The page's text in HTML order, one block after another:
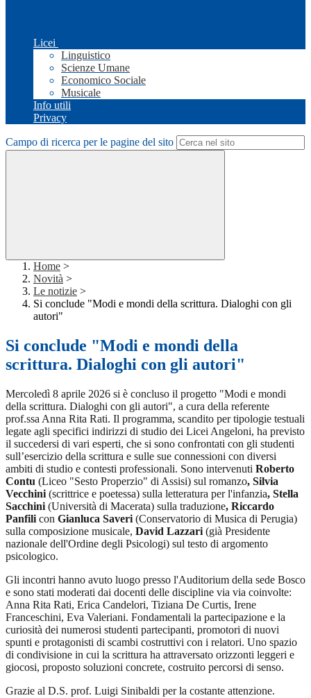
Licei
Linguistico
Scienze Umane
Economico Sociale
Musicale
Info utili
Privacy
Campo di ricerca per le pagine del sito
Home >
Novità >
Le notizie >
Si conclude "Modi e mondi della scrittura. Dialoghi con gli
autori"
Si conclude "Modi e mondi della
scrittura. Dialoghi con gli autori"
Mercoledì 8 aprile 2026 si è concluso il progetto "Modi e mondi
della scrittura. Dialoghi con gli autori", a cura della referente
prof.ssa Anna Rita Rati. Il programma, scandito per tipologie testuali
legate agli specifici indirizzi di studio dei Licei Angeloni, ha previsto
il succedersi di vari esperti, che si sono confrontati con gli studenti
sull’esercizio della scrittura e sulle sue connessioni con diversi
ambiti di studio e contesti professionali. Sono intervenuti Roberto
Contu (Liceo "Sesto Properzio" di Assisi) sul romanzo, Silvia
Vecchini (scrittrice e poetessa) sulla letteratura per l'infanzia, Stella
Sacchini (Università di Macerata) sulla traduzione, Riccardo
Panfili con Gianluca Saveri (Conservatorio di Musica di Perugia)
sulla composizione musicale, David Lazzari (già Presidente
nazionale dell'Ordine degli Psicologi) sul testo di argomento
psicologico.
Gli incontri hanno avuto luogo presso l'Auditorium della sede Bosco
e sono stati moderati dai docenti delle discipline via via coinvolte:
Anna Rita Rati, Erica Candelori, Tiziana De Curtis, Irene
Franceschini, Eva Valeriani. Fondamentali la partecipazione e la
curiosità dei numerosi studenti partecipanti, promotori di nuovi
spunti e protagonisti di scambi costruttivi con i relatori. Uno spazio
di condivisione in cui la scrittura ha attraversato orizzonti leggeri e
giocosi, proposto soluzioni concrete, costruito percorsi di senso.
Grazie al D.S. prof. Luigi Sinibaldi per la costante attenzione.